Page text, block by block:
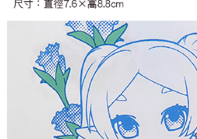
每筆NT$100，滿NT$1,300(含以上)免運費
宅配-離島(澎湖/金門/馬祖)-木棉花樂園專用
每筆NT$220
黑貓宅配-貨到付款
每筆NT$150